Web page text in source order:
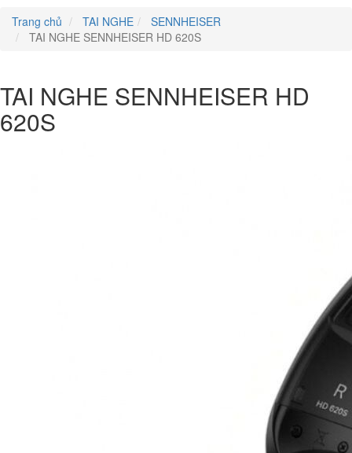
Trang chủ
TAI NGHE
SENNHEISER
TAI NGHE SENNHEISER HD 620S
TAI NGHE SENNHEISER HD
620S